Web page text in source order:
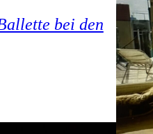
bei den